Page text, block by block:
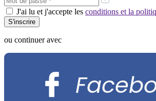
J'ai lu et j'accepte les conditions et la
ou continuer avec